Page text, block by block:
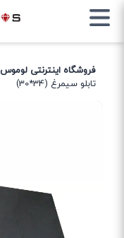
فروشگاه اینترنتی لوموس
تابلو سیمرغ (34*30)